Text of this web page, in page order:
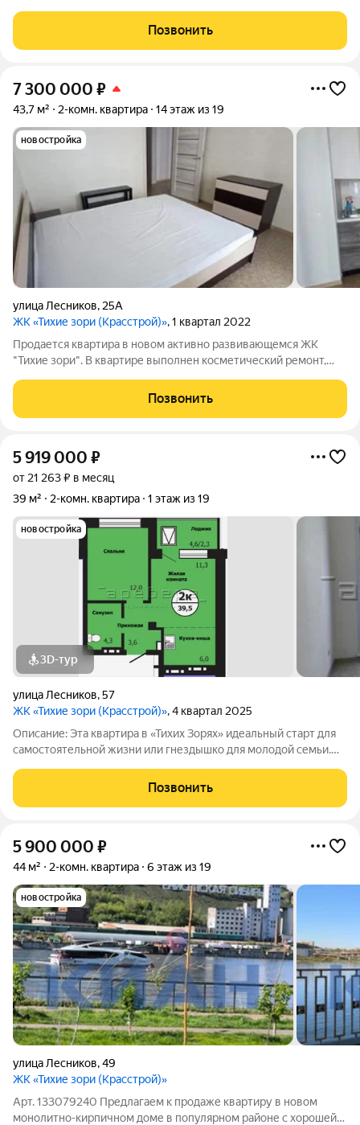
готовность к заезду и выгоду. Евро-планировка с
объединенной гостиной-кухней и
Позвонить
7 300 000 ₽
43,7 м² 2-комн. квартира 14 этаж из 19
новостройка
улица Лесников, 25А
ЖК «Тихие зори (Красстрой)», 1 квартал 2022
Продается квартира в новом активно развивающемся ЖК
"Тихие зори". В квартире выполнен косметический ремонт,
и вся мебель, что на фото. Квартира распложена на 14 этаже ,
где открывается
Позвонить
5 919 000 ₽
от 21 263 ₽ в месяц
39 м²
2-комн. квартира 1 этаж из 19
новостройка
3D-тур
улица Лесников,57
ЖК «Тихие зори (Красстрой)», 4 квартал 2025
Описание: Эта квартира в «Тихих Зорях» идеальный старт для
самостоятельной жизни или гнездышко для молодой семьи.
готовность к заезду и выгоду. Евро-планировка с
объединенной гостиной-кухней и
Позвонить
5 900 000 ₽
44 м² 2-комн. квартира 6 этаж из 19
новостройка
улица Лесников,49
ЖК «Тихие зори (Красстрой)»
Арт. 133079240 Предлагаем к продаже квартиру в новом
монолитно-кирпичном доме в популярном районе с хорошей